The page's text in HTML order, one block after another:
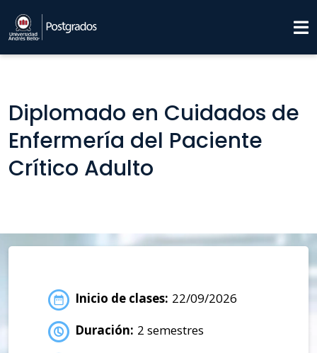
Diplomado en Cuidados de
Enfermería del Paciente
Crítico Adulto
Inicio de clases: 22/09/2026
Duración: 2 semestres